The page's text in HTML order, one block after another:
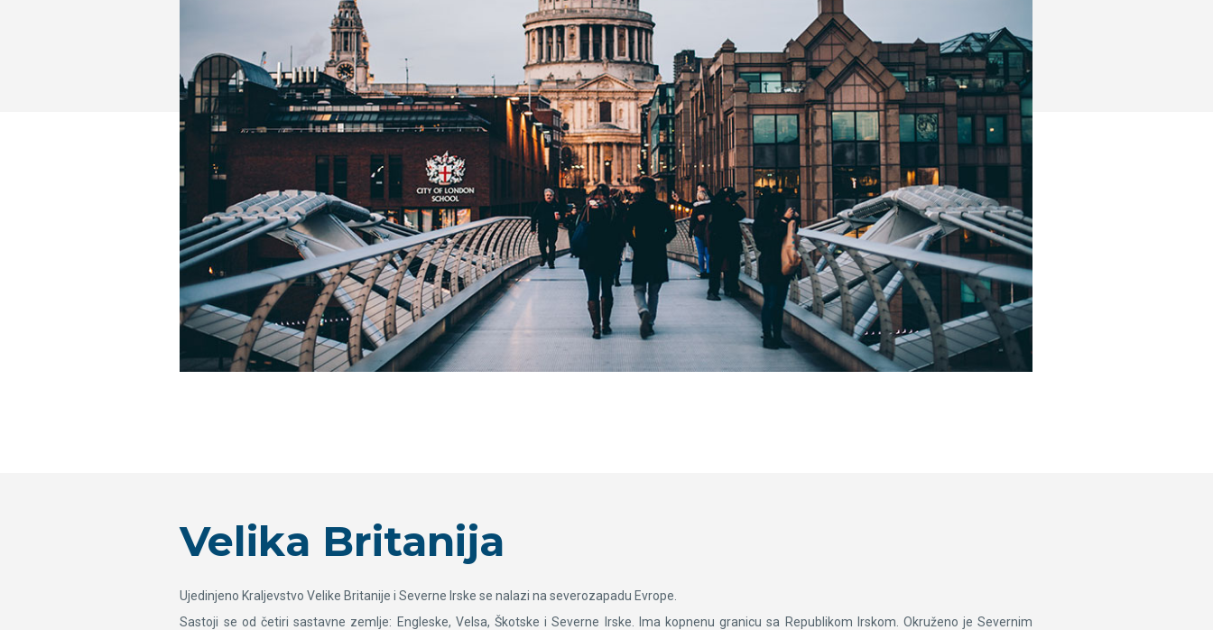
Velika Britanija
Ujedinjeno Kraljevstvo Velike Britanije i Severne Irske se nalazi na severozapadu Evrope.
Sastoji se od četiri sastavne zemlje: Engleske, Velsa, Škotske i Severne Irske. Ima kopnenu granicu sa Republikom Irskom. Okruženo je Severnim